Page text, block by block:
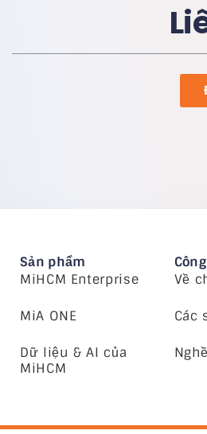
Sản phẩm
MiHCM Enterprise
MiA ONE
Dữ liệu & AI của
MiHCM
Về
Các